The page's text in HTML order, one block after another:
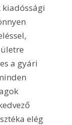
a gyári
elég